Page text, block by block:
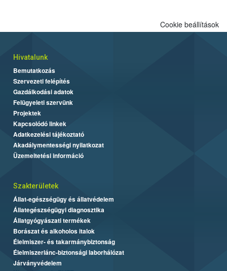
Cookie beállítások
Hivatalunk
Bemutatkozás
Szervezeti felépítés
Gazdálkodási adatok
Felügyeleti szervünk
Projektek
Kapcsolódó linkek
Adatkezelési tájékoztató
Akadálymentességi nyilatkozat
Üzemeltetési információ
Szakterületek
Állat-egészségügy és állatvédelem
Állategészségügyi diagnosztika
Állatgyógyászati termékek
Borászat és alkoholos italok
Élelmiszer- és takarmánybiztonság
Élelmiszerlánc-biztonsági laborhálózat
Járványvédelem